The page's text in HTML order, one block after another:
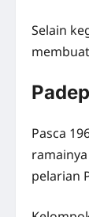
Selain
Pasca
pelarian